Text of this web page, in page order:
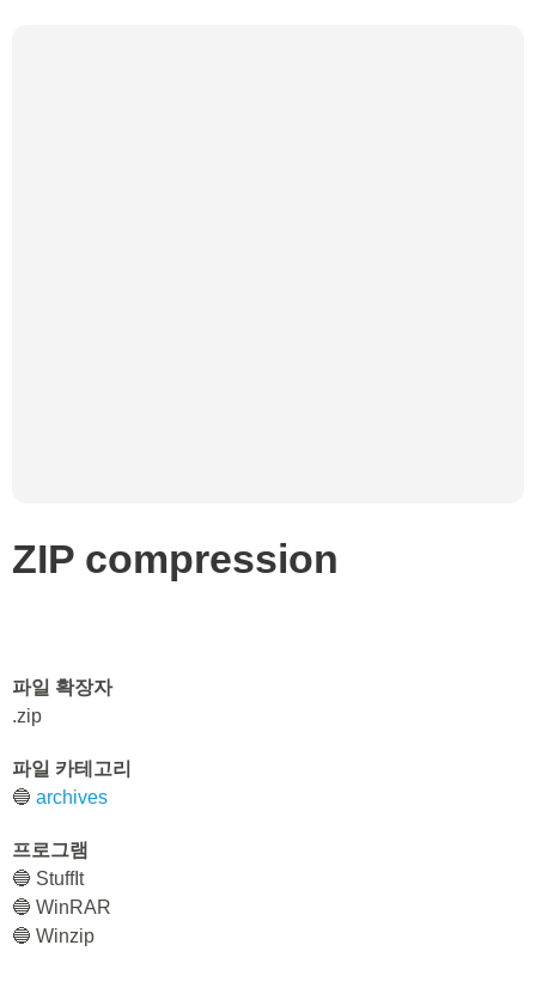
ZIP compression
파일 확장자
.zip
파일 카테고리
🔵 archives
프로그램
🔵 StuffIt
🔵 WinRAR
🔵 Winzip